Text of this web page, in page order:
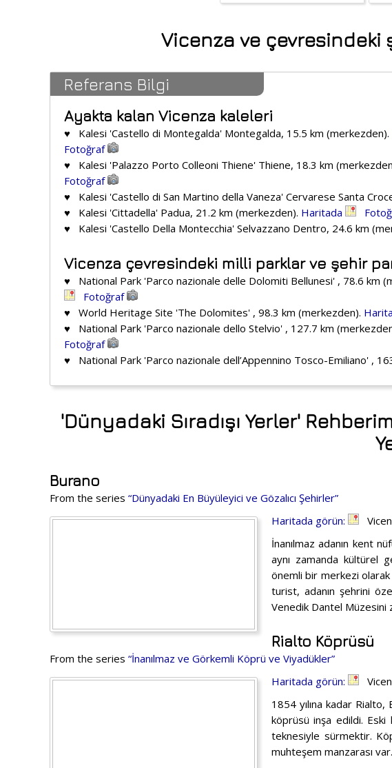
Vicenza ve çevresindeki
Referans Bilgi
Ayakta kalan Vicenza kaleleri
♥ Kalesi 'Castello di Montegalda' Montegalda, 15.5 km (merkezden).
Fotoğraf
♥ Kalesi 'Palazzo Porto Colleoni Thiene' Thiene, 18.3 km
Fotoğraf
♥ Kalesi 'Castello di San Martino della Vaneza' Cervarese Santa
♥ Kalesi 'Cittadella' Padua, 21.2 km (merkezden). Haritada
♥ Kalesi 'Castello Della Montecchia' Selvazzano Dentro, 24.6 km
Vicenza çevresindeki milli parklar ve şehir
♥ National Park 'Parco nazionale delle Dolomiti Bellunesi' , 78.6 km
Fotoğraf
♥ World Heritage Site 'The Dolomites' , 98.3 km (merkezden).
♥ National Park 'Parco nazionale dello Stelvio' , 127.7 km
Fotoğraf
♥ National Park 'Parco nazionale dell’Appennino Tosco-Emiliano' ,
'Dünyadaki Sıradışı Yerler'
Burano
From the series “Dünyadaki En Büyüleyici ve Gözalıcı Şehirler”
Haritada görün:
İnanılmaz adanın kent
aynı zamanda kültürel
önemli bir merkezi olarak
turist, adanın şehrini
Venedik Dantel
Rialto Köprüsü
From the series “İnanılmaz ve Görkemli Köprü ve Viyadükler”
Haritada görün:
1854 yılına kadar
köprüsü inşa edildi.
teknesiyle sürmektir.
muhteşem manzarası